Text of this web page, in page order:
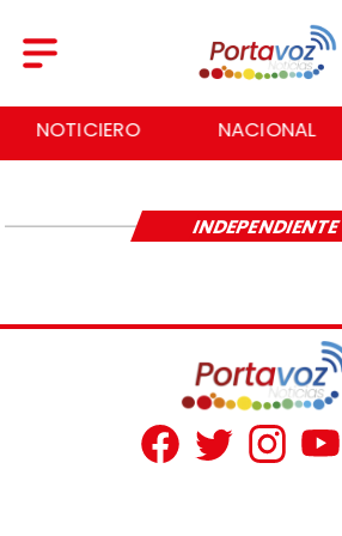
NOTICIERO NACIONAL
INDEPENDIENTE